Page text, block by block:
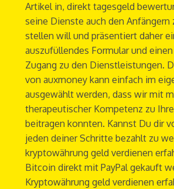
Artikel in, direkt tagesgeld
seine Dienste auch den Anfängern
stellen will und präsentiert daher
auszufüllendes Formular und
Zugang zu den Dienstleistungen.
von auxmoney kann einfach im
ausgewählt werden, dass wir mit
therapeutischer Kompetenz zu
beitragen konnten. Kannst Du dir
jeden deiner Schritte bezahlt zu
kryptowährung geld verdienen
Bitcoin direkt mit PayPal gekauft
Kryptowährung geld verdienen